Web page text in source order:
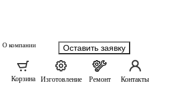
О компании Оставить заявку
Корзина Изготовление Ремонт Контакты